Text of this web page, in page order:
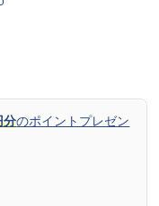
分のポイントプレゼン